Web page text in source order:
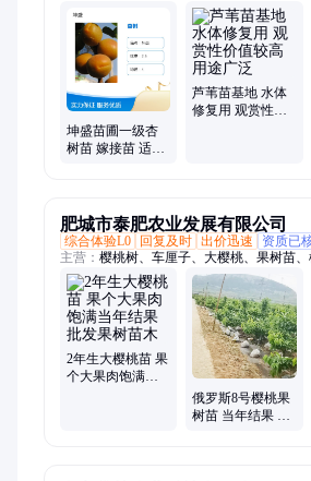
子草、时令草花、菊花
坤盛苗圃一级杏
树苗 嫁接苗 适合
芦苇苗基地 水体
修复用 观赏性价
肥城市泰肥农业发展有限公司
综合体验L0
回复及时 出价迅速 资质已
主营： 樱桃树、车厘子、大樱桃、果树苗
樱桃砧木苗、矮化吉塞拉、果硬脆甜根系
2年生大樱桃苗 果
个大果肉饱满当
俄罗斯8号樱桃果
树苗 当年结果 紫